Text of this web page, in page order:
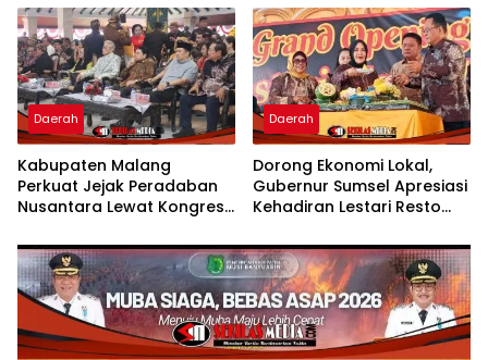
Prioritas 2027
Daerah
Kabupaten Malang
Perkuat Jejak Peradaban
Nusantara Lewat Kongres
Daerah
Dorong Ekonomi Lokal,
Gubernur Sumsel Apresiasi
Kehadiran Lestari Resto
Opening 50%